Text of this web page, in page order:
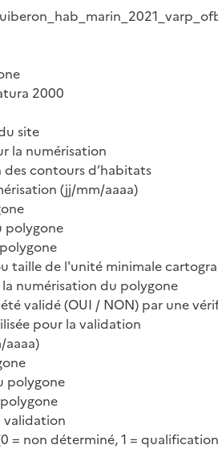
2000
site
la numérisation
des contours d’habitats
(jj/mm/aaaa)
polygone
taille de l'unité minimale
numérisation du polygone
validé (OUI / NON) par une
pour la validation
aaaa)
polygone
validation
= non déterminé, 1 =